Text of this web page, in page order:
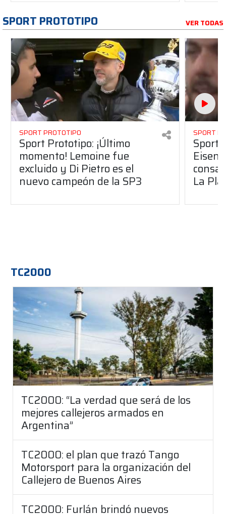
SPORT PROTOTIPO VER TODAS
SPORT PROTOTIPO
Sport Prototipo: ¡Último
momento! Lemoine fue
excluido y Di Pietro es el
nuevo campeón de la SP3
SPORT
Sport
La
TC2000
TC2000: “La verdad que será de los
mejores callejeros armados en
Argentina”
TC2000: el plan que trazó Tango
Motorsport para la organización del
Callejero de Buenos Aires
TC2000: Furlán brindó nuevos